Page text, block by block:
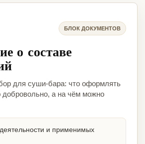
БЛОК ДОКУМЕНТОВ
о составе
для суши-бара: что оформлять
добровольно, а на чём можно
и применимых